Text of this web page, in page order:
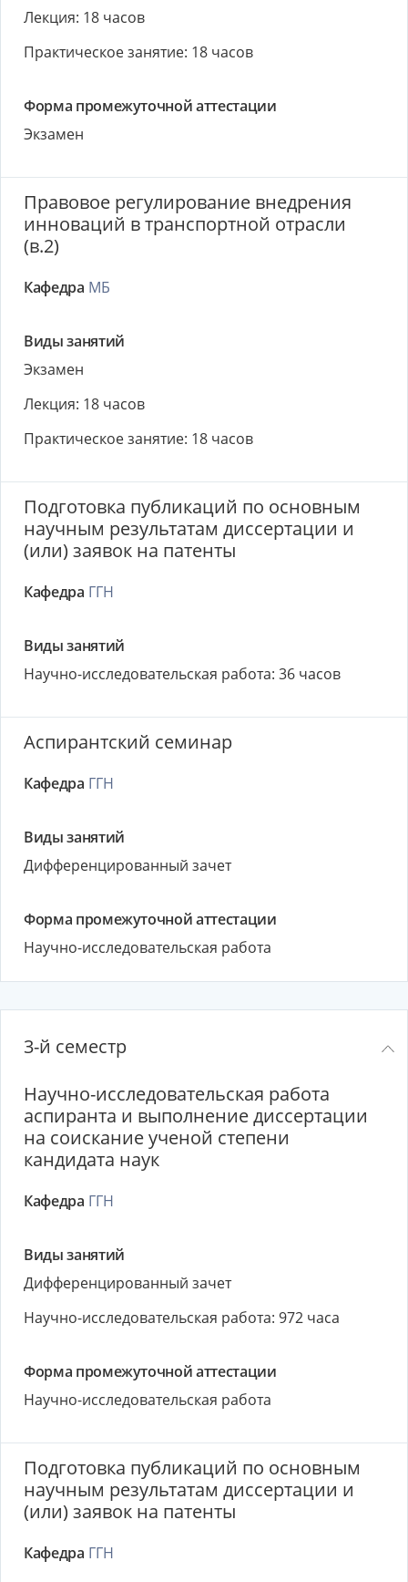
Лекция: 18 часов
Практическое занятие: 18 часов
Форма промежуточной аттестации
Экзамен
Правовое регулирование внедрения
инноваций в транспортной отрасли
(в.2)
Кафедра МБ
Виды занятий
Экзамен
Лекция: 18 часов
Практическое занятие: 18 часов
Подготовка публикаций по основным
научным результатам диссертации и
(или) заявок на патенты
Кафедра ГГН
Виды занятий
Научно-исследовательская работа: 36 часов
Аспирантский семинар
Кафедра ГГН
Виды занятий
Дифференцированный зачет
Форма промежуточной аттестации
Научно-исследовательская работа
3-й семестр
Научно-исследовательская работа
аспиранта и выполнение диссертации
на соискание ученой степени
кандидата наук
Кафедра ГГН
Виды занятий
Дифференцированный зачет
Научно-исследовательская работа: 972 часа
Форма промежуточной аттестации
Научно-исследовательская работа
Подготовка публикаций по основным
научным результатам диссертации и
(или) заявок на патенты
Кафедра ГГН